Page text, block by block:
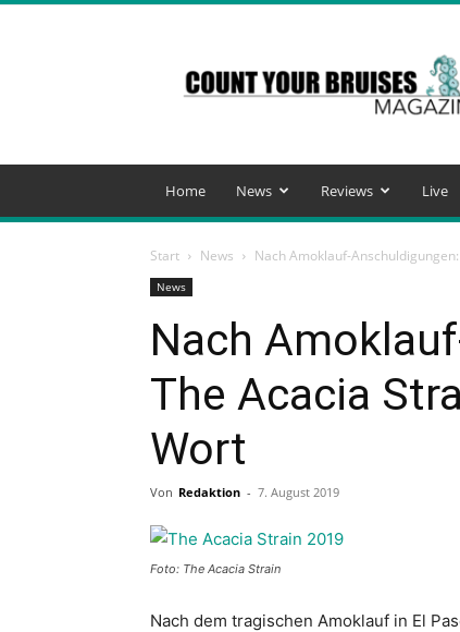
Your
Bruises
Magazine
Home News Reviews Live
Start News Nach Amoklauf-
News
Nach
The Acacia
Wort
Von Redaktion - 7. August 2019
Foto: The Acacia Strain
Nach dem tragischen Amoklauf in El